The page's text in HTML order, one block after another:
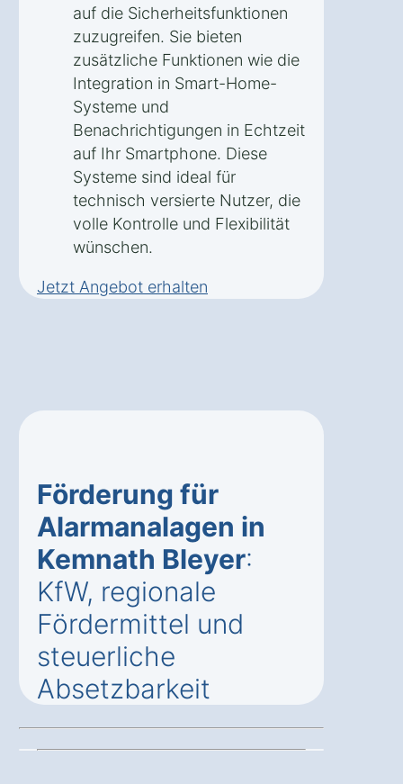
auf die Sicherheitsfunktionen
zuzugreifen. Sie bieten
zusätzliche Funktionen wie die
Integration in Smart-Home-
Systeme und
Benachrichtigungen in Echtzeit
auf Ihr Smartphone. Diese
Systeme sind ideal für
technisch versierte Nutzer, die
volle Kontrolle und Flexibilität
wünschen.
Jetzt Angebot erhalten
Förderung für
Alarmanalagen in
Kemnath Bleyer:
KfW, regionale
Fördermittel und
steuerliche
Absetzbarkeit